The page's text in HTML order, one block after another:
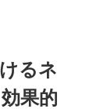
るネ
果的